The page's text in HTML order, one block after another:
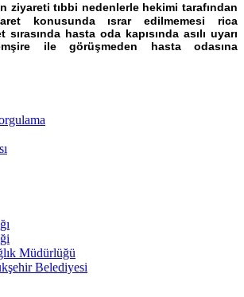
ziyareti tıbbi nedenlerle hekimi tarafından
konusunda ısrar edilmemesi rica
hasta oda kapısında asılı uyarı
ile görüşmeden hasta odasına
Müdürlüğü
Belediyesi